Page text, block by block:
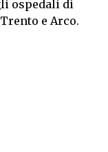
ospedali di
e Arco.